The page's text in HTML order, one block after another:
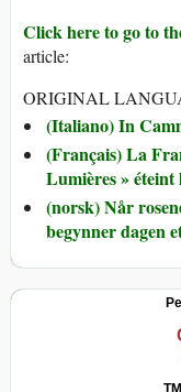
Click here to go to
article:
ORIGINAL
(Italiano) In
(Français) La
Lumières »
(norsk) Når
begynner dagen